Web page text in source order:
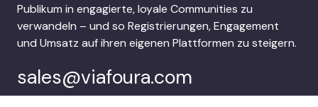
Publikum in engagierte, loyale Communities zu
verwandeln – und so Registrierungen, Engagement
und Umsatz auf ihren eigenen Plattformen zu steigern.
sales@viafoura.com